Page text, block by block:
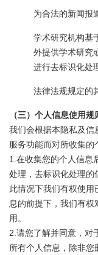
为合法的新闻报
学术研究机构基
外提供学术研究
进行去标识化处
法律法规规定的
（三）个人信息使用规
我们会根据本隐私及信
服务功能而对所收集的
1.在收集您的个人信息
处理，去标识化处理的
此情况下我们有权使
息的前提下，我们有权
用。
2.请您了解并同意，对
所有个人信息，除非